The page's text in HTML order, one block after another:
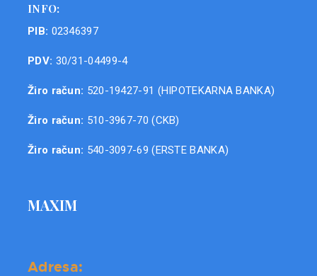
INFO:
PIB: 02346397
PDV: 30/31-04499-4
Žiro račun: 520-19427-91 (HIPOTEKARNA BANKA)
Žiro račun: 510-3967-70 (CKB)
Žiro račun: 540-3097-69 (ERSTE BANKA)
MAXIM
Adresa: